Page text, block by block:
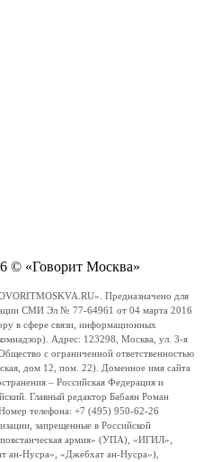
© «Говорит Москва»
Предназначено для
СМИ Эл № 77-64961 от 04 марта 2016
в сфере связи, информационных
Адрес: 123298, Москва, ул. 3-я
с ограниченной ответственностью
дом 12, пом. 22). Доменное имя сайта
– Российская Федерация и
Главный редактор Бабаян Роман
телефона: +7 (495) 950-62-26
запрещенные в Российской
армия» (УПА), «ИГИЛ»,
Нусра», «Джебхат ан-Нусра»),